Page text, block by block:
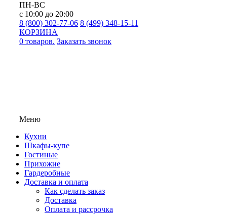
ПН-ВС
с 10:00 до 20:00
8 (800) 302-77-06 8 (499) 348-15-11
КОРЗИНА
0 товаров. Заказать звонок
Меню
Кухни
Шкафы-купе
Гостиные
Прихожие
Гардеробные
Доставка и оплата
Как сделать заказ
Доставка
Оплата и рассрочка